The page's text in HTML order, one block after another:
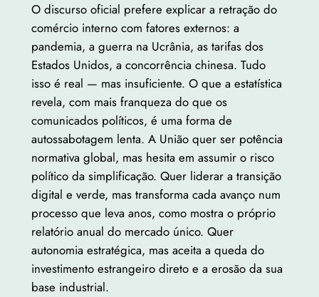
O discurso oficial prefere explicar a retração do
comércio interno com fatores externos: a
pandemia, a guerra na Ucrânia, as tarifas dos
Estados Unidos, a concorrência chinesa. Tudo
isso é real — mas insuficiente. O que a estatística
revela, com mais franqueza do que os
comunicados políticos, é uma forma de
autossabotagem lenta. A União quer ser potência
normativa global, mas hesita em assumir o risco
político da simplificação. Quer liderar a transição
digital e verde, mas transforma cada avanço num
processo que leva anos, como mostra o próprio
relatório anual do mercado único. Quer
autonomia estratégica, mas aceita a queda do
investimento estrangeiro direto e a erosão da sua
base industrial.